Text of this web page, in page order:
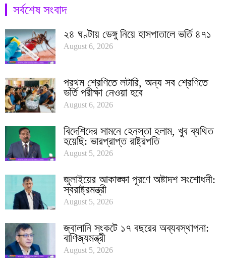
সর্বশেষ সংবাদ
২৪ ঘণ্টায় ডেঙ্গু নিয়ে হাসপাতালে ভর্তি ৪৭১
August 6, 2026
প্রথম শ্রেণিতে লটারি, অন্য সব শ্রেণিতে
ভর্তি পরীক্ষা নেওয়া হবে
August 6, 2026
বিদেশিদের সামনে হেনস্তা হলাম, খুব ব্যথিত
হয়েছি: ভারপ্রাপ্ত রাষ্ট্রপতি
August 5, 2026
জুলাইয়ের আকাঙ্ক্ষা পূরণে অষ্টাদশ সংশোধনী:
স্বরাষ্ট্রমন্ত্রী
August 5, 2026
জ্বালানি সংকটে ১৭ বছরের অব্যবস্থাপনা:
বাণিজ্যমন্ত্রী
August 5, 2026